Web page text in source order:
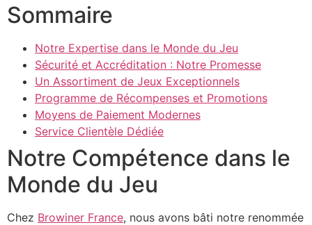
Sommaire
Notre Expertise dans le Monde du Jeu
Sécurité et Accréditation : Notre Promesse
Un Assortiment de Jeux Exceptionnels
Programme de Récompenses et Promotions
Moyens de Paiement Modernes
Service Clientèle Dédiée
Notre Compétence dans le
Monde du Jeu
Chez Browiner France, nous avons bâti notre renommée